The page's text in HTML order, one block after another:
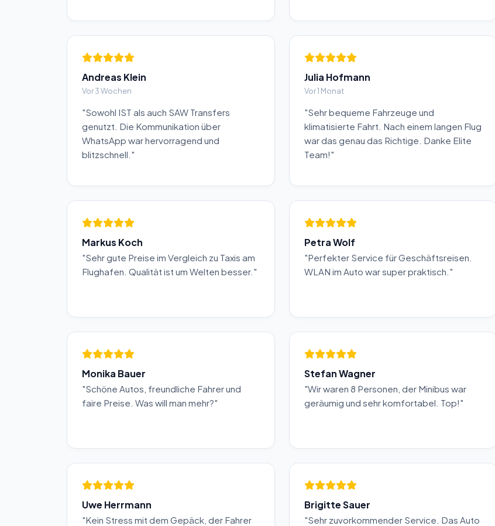
Andreas Klein
Vor 3 Wochen
"Sowohl IST als auch SAW Transfers
genutzt. Die Kommunikation über
WhatsApp war hervorragend und
blitzschnell."
Julia Hofmann
Vor 1 Monat
"Sehr bequeme Fahrzeuge und
klimatisierte Fahrt. Nach einem langen Flug
war das genau das Richtige. Danke Elite
Team!"
Markus Koch
"Sehr gute Preise im Vergleich zu Taxis am
Flughafen. Qualität ist um Welten besser."
Petra Wolf
"Perfekter Service für Geschäftsreisen.
WLAN im Auto war super praktisch."
Monika Bauer
"Schöne Autos, freundliche Fahrer und
faire Preise. Was will man mehr?"
Stefan Wagner
"Wir waren 8 Personen, der Minibus war
geräumig und sehr komfortabel. Top!"
Uwe Herrmann
"Kein Stress mit dem Gepäck, der Fahrer
Brigitte Sauer
"Sehr zuvorkommender Service. Das Auto